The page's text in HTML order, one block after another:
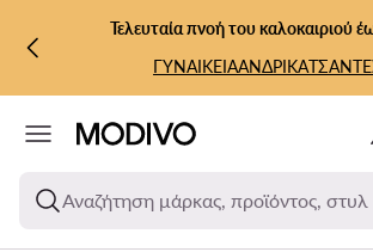
ΜΕΤΆΒΑΣΗ ΣΤΟ ΚΎΡΙΟ ΠΕΡΙΕΧΌΜΕΝΟ
ΜΕΤΆΒΑΣΗ ΣΤΗΝ ΑΝΑΖΉΤΗΣΗ
Τελευταία πνοή του καλοκαιριού
ΓΥΝΑΙΚΕΙΑΑΝΔΡΙΚΑ
Αναζήτηση μάρκας, προϊόντος, στυλ